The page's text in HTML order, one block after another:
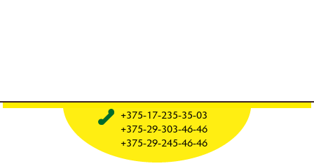
+375-17-235-35-03
+375-29-303-46-46
+375-29-245-46-46